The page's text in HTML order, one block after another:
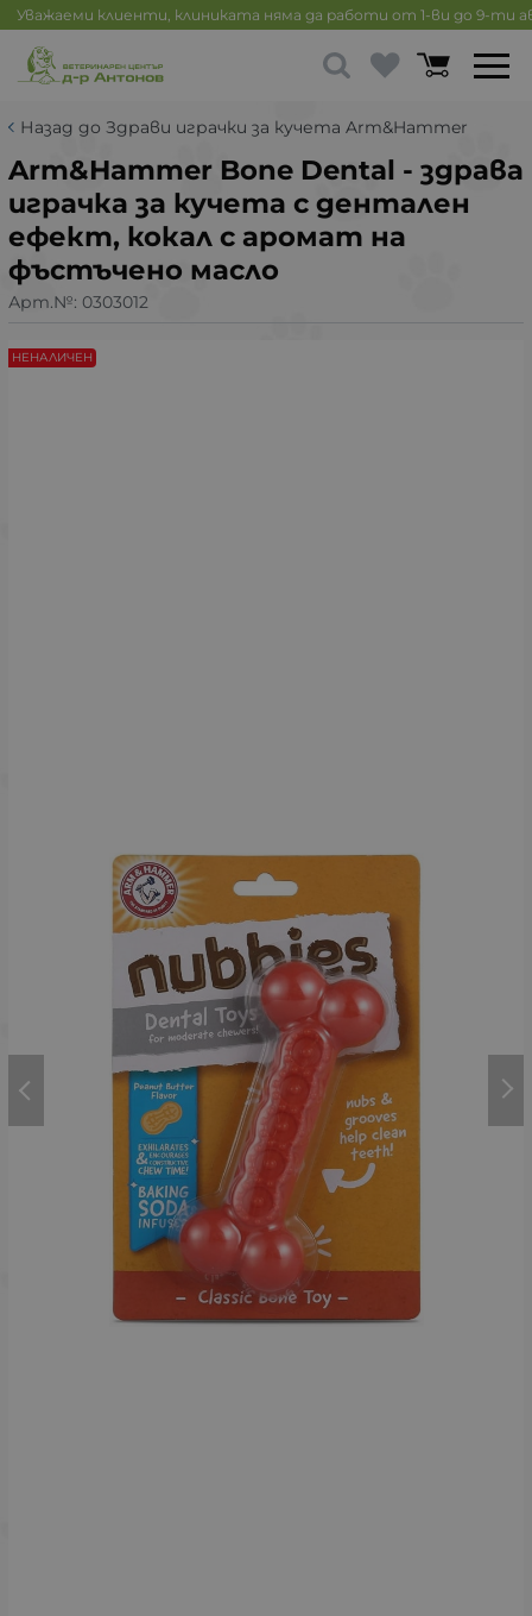
Уважаеми клиенти, клиниката няма да работи от 1-ви до 9-ти
Назад до Здрави играчки за кучета Arm&Hammer
Arm&Hammer Bone Dental - здрава
играчка за кучета с дентален
ефект, кокал с аромат на
фъстъчено масло
Арт.№: 0303012
НЕНАЛИЧЕН